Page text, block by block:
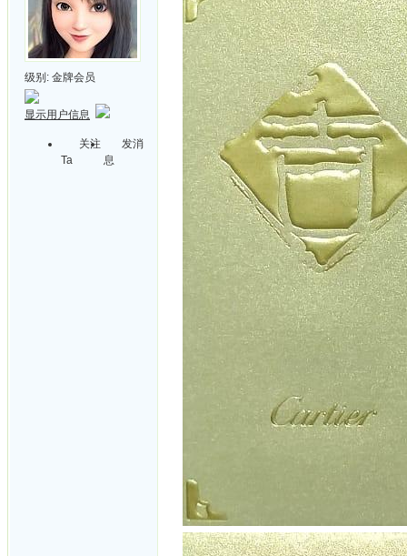
级别: 金牌会员
显示用户信息
关注
Ta
发消
息